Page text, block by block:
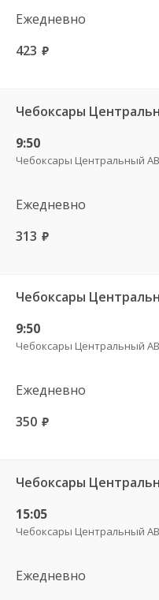
Ежедневно
423 руб.
9:50
Чебоксары Центральный АВ
Ежедневно
313 руб.
9:50
Чебоксары Центральный АВ
Ежедневно
350 руб.
15:05
Чебоксары Центральный АВ
Ежедневно